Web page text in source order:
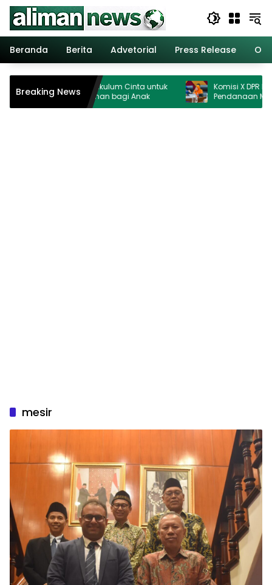
Langsung
konten
Beranda
Berita Advetorial Press Release
Breaking News
Perkuat Kurikulum Cinta untuk
Ruang Aman bagi Anak
Komisi X DPR Hormati
Pendanaan MBG
Ganggu Pendidikan
mesir